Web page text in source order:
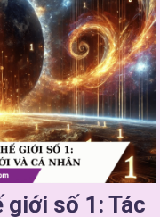
giới số 1: Tác